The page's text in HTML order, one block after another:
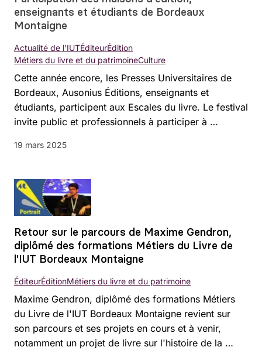
enseignants et étudiants de Bordeaux
Montaigne
Cette année encore, les Presses Universitaires de
Bordeaux, Ausonius Éditions, enseignants et
étudiants, participent aux Escales du livre. Le festival
invite public et professionnels à participer à …
Actualité de l'IUTÉditeurÉdition
Métiers du livre et du patrimoineCulture
19 mars 2025
Retour sur le parcours de Maxime Gendron,
diplômé des formations Métiers du Livre de
l'IUT Bordeaux Montaigne
Maxime Gendron, diplômé des formations Métiers
du Livre de l'IUT Bordeaux Montaigne revient sur
son parcours et ses projets en cours et à venir,
notamment un projet de livre sur l'histoire de la …
ÉditeurÉditionMétiers du livre et du patrimoine